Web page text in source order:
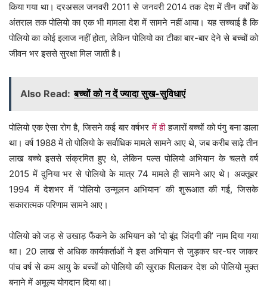
किया गया था। दरअसल जनवरी 2011 से जनवरी 2014 तक देश में तीन वर्षों के
अंतराल तक पोलियो का एक भी मामला देश में सामने नहीं आया। यह सच्चाई है कि
पोलियो का कोई इलाज नहीं होता, लेकिन पोलियो का टीका बार-बार देने से बच्चों को
जीवन भर इससे सुरक्षा मिल जाती है।
Also Read: बच्चों को न दें ज्यादा सुख-सुविधाएं
पोलियो एक ऐसा रोग है, जिसने कई बार वर्षभरमें हीहजारों बच्चों को पंगु बना डाला
था। वर्ष 1988 में तो पोलियो के सर्वाधिक मामले सामने आए थे, जब करीब साढ़े तीन
लाख बच्चे इससे संक्रमित हुए थे, लेकिन पल्स पोलियो अभियान के चलते वर्ष
2015 में दुनिया भर से पोलियो के मात्र 74 मामले ही सामने आए थे। अक्तूबर
1994 में देशभर में ‘पोलियो उन्मूलन अभियान’ की शुरूआत की गई, जिसके
सकारात्मक परिणाम सामने आए।
पोलियो को जड़ से उखाड़ फैंकने के अभियान को ‘दो बूंद जिंदगी की’ नाम दिया गया
था। 20 लाख से अधिक कार्यकर्ताओं ने इस अभियान से जुड़कर घर-घर जाकर
पांच वर्ष से कम आयु के बच्चों को पोलियो की खुराक पिलाकर देश को पोलियो मुक्त
बनाने में अमूल्य योगदान दिया था।